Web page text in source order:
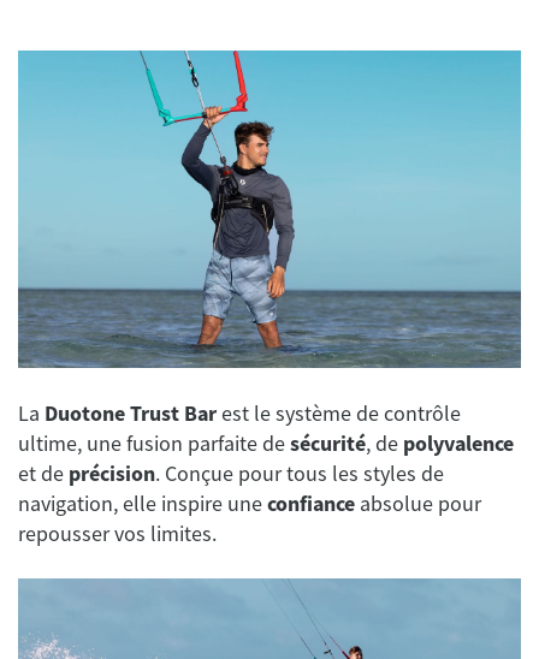
La Duotone Trust Barest le système de contrôle
ultime, une fusion parfaite desécurité, de polyvalence
et de précision. Conçue pour tous les styles de
navigation, elle inspire uneconfiance absolue pour
repousser vos limites.